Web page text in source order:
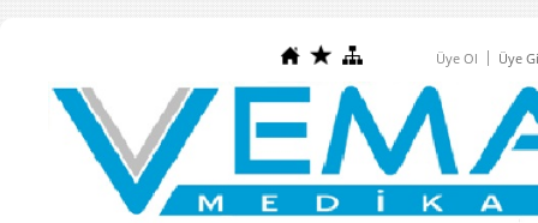
Üye Ol Üye